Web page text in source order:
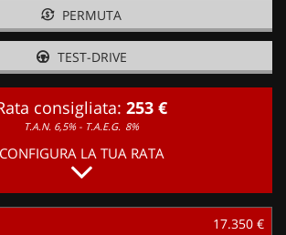
PERMUTA
TEST-DRIVE
consigliata: 253 €
T.A.N. 6,5% - T.A.E.G. 8%
CONFIGURA LA TUA RATA
17.350 €